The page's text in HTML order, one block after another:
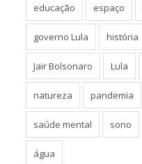
educação espaço
governo Lula história
Jair Bolsonaro Lula
natureza pandemia
saúde mental sono
água